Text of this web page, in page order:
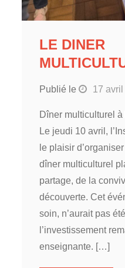
LE DINER
Publié le 17
Dîner multiculturel à
Le jeudi 10 avril,
le plaisir
dîner multiculturel
partage, de la
découverte. Cet
soin, n’aurait pas
l’investissement
enseignante. […]